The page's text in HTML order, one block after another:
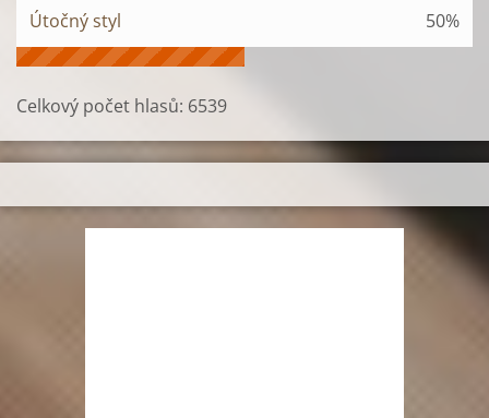
Útočný styl 50%
Celkový počet hlasů: 6539